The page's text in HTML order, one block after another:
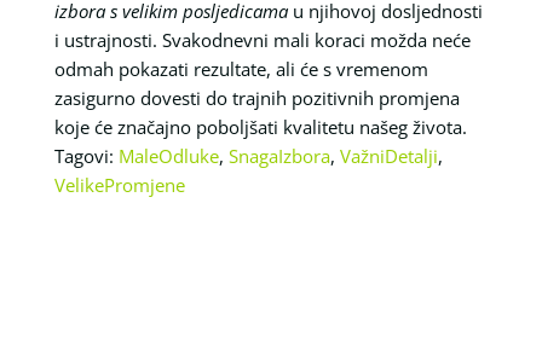
izbora s velikim posljedicamau njihovoj dosljednosti
i ustrajnosti. Svakodnevni mali koraci možda neće
odmah pokazati rezultate, ali će s vremenom
zasigurno dovesti do trajnih pozitivnih promjena
koje će značajno poboljšati kvalitetu našeg života.
Tagovi: MaleOdluke, SnagaIzbora, VažniDetalji,
VelikePromjene